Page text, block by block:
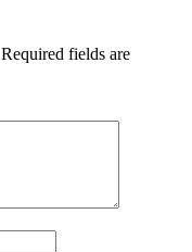
Required fields are